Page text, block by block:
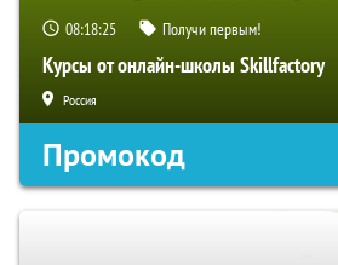
08:18:24 Получи первым!
Курсы от онлайн-школы Skillfactory
Россия
Промокод